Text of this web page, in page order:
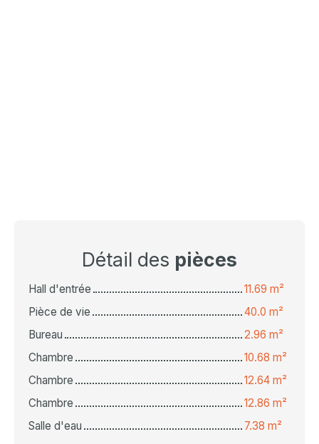
Détail des pièces
Hall d'entrée
11.69 m²
Pièce de vie
40.0 m²
Bureau
2.96 m²
Chambre
10.68 m²
Chambre
12.64 m²
Chambre
12.86 m²
Salle d'eau
7.38 m²